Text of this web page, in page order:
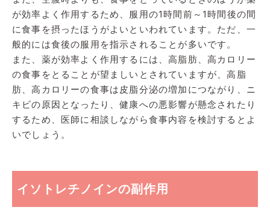
が効率よく作用するため、服用の1時間前～1時間後の間
に食事を摂ったほうがよいといわれています。ただ、一
般的には食後の服用を指示されることが多いです。
また、薬が効率よく作用するには、高脂肪、高カロリー
の食事をとることが望ましいとされていますが、高脂
肪、高カロリーの食事は皮脂分泌の増加につながり、ニ
キビの原因となったり、健康への悪影響が懸念されたり
するため、医師に相談しながら食事内容を検討するとよ
いでしょう。
イソトレチノインの副作用